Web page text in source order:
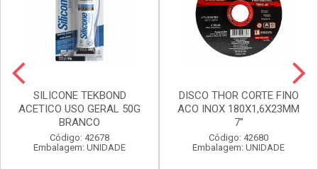
SILICONE TEKBOND
ACETICO USO GERAL 50G
BRANCO
Código: 42678
Embalagem: UNIDADE
DISCO THOR CORTE FINO
ACO INOX 180X1,6X23MM
7”
Código: 42680
Embalagem: UNIDADE